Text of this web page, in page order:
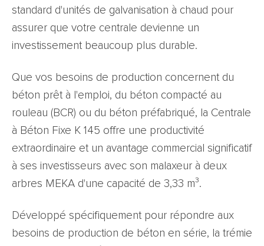
standard d'unités de galvanisation à chaud pour
assurer que votre centrale devienne un
investissement beaucoup plus durable.
Que vos besoins de production concernent du
béton prêt à l'emploi, du béton compacté au
rouleau (BCR) ou du béton préfabriqué, la Centrale
à Béton Fixe K 145 offre une productivité
extraordinaire et un avantage commercial significatif
à ses investisseurs avec son malaxeur à deux
arbres MEKA d'une capacité de 3,33 m³.
Développé spécifiquement pour répondre aux
besoins de production de béton en série, la trémie